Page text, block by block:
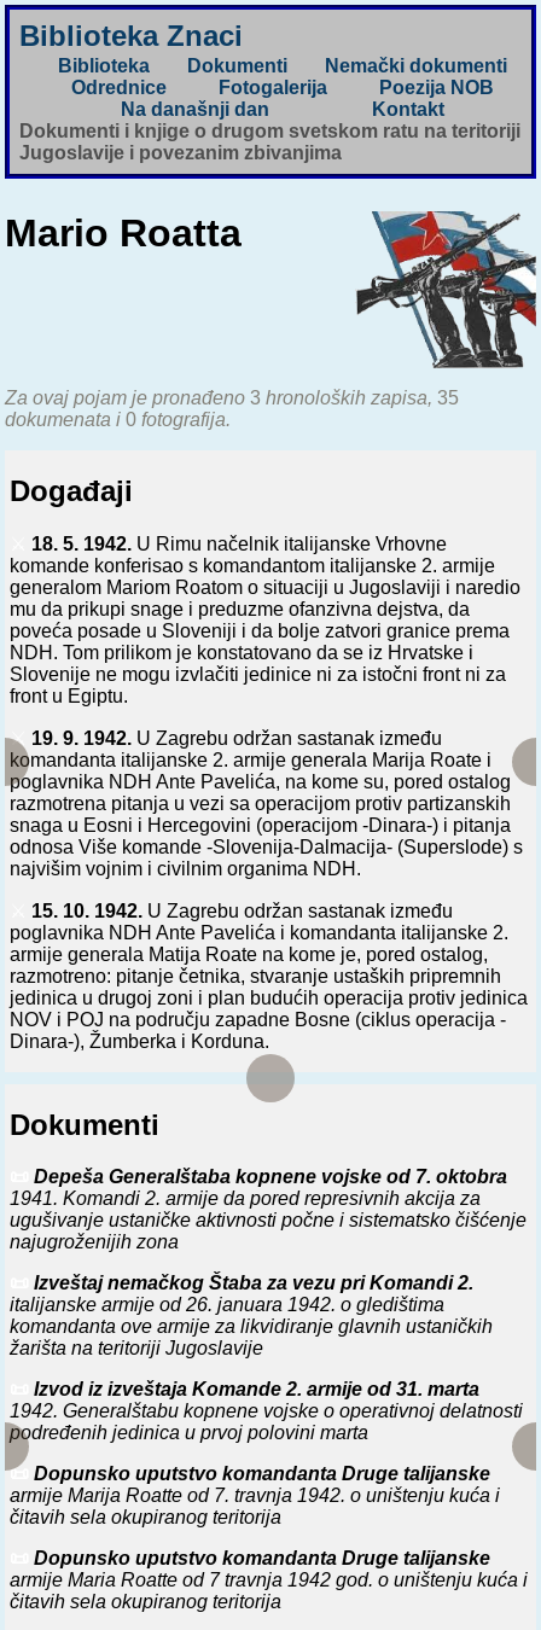
Biblioteka Znaci
Biblioteka Dokumenti
Nemački dokumenti
Odrednice
Fotogalerija
Poezija NOB
Na današnji dan
Kontakt
Dokumenti i knjige o drugom svetskom ratu na teritoriji
Jugoslavije i povezanim zbivanjima
Mario Roatta
Za ovaj pojam je pronađeno3 hronoloških zapisa,35
dokumenata i0 fotografija.
Događaji
18. 5. 1942. U Rimu načelnik italijanske Vrhovne
komande konferisao s komandantom italijanske 2. armije
generalom Mariom Roatom o situaciji u Jugoslaviji i naredio
mu da prikupi snage i preduzme ofanzivna dejstva, da
poveća posade u Sloveniji i da bolje zatvori granice prema
NDH. Tom prilikom je konstatovano da se iz Hrvatske i
Slovenije ne mogu izvlačiti jedinice ni za istočni front ni za
front u Egiptu.
⚔️ 19. 9. 1942. U Zagrebu održan sastanak između
komandanta italijanske 2. armije generala Marija Roate i
poglavnika NDH Ante Pavelića, na kome su, pored ostalog
razmotrena pitanja u vezi sa operacijom protiv partizanskih
snaga u Eosni i Hercegovini (operacijom -Dinara-) i pitanja
odnosa Više komande -Slovenija-Dalmacija- (Superslode) s
najvišim vojnim i civilnim organima NDH.
15. 10. 1942. U Zagrebu održan sastanak između
poglavnika NDH Ante Pavelića i komandanta italijanske 2.
armije generala Matija Roate na kome je, pored ostalog,
razmotreno: pitanje četnika, stvaranje ustaških pripremnih
jedinica u drugoj zoni i plan budućih operacija protiv jedinica
NOV i POJ na području zapadne Bosne (ciklus operacija -
Dinara-), Žumberka i Korduna.
Dokumenti
Depeša Generalštaba kopnene vojske od 7. oktobra
1941. Komandi 2. armije da pored represivnih akcija za
ugušivanje ustaničke aktivnosti počne i sistematsko čišćenje
najugroženijih zona
Izveštaj nemačkog Štaba za vezu pri Komandi 2.
italijanske armije od 26. januara 1942. o gledištima
komandanta ove armije za likvidiranje glavnih ustaničkih
žarišta na teritoriji Jugoslavije
Izvod iz izveštaja Komande 2. armije od 31. marta
1942. Generalštabu kopnene vojske o operativnoj delatnosti
podređenih jedinica u prvoj polovini marta
📜
Dopunsko uputstvo komandanta Druge talijanske
armije Marija Roatte od 7. travnja 1942. o uništenju kuća i
čitavih sela okupiranog teritorija
Dopunsko uputstvo komandanta Druge talijanske
armije Maria Roatte od 7 travnja 1942 god. o uništenju kuća i
čitavih sela okupiranog teritorija